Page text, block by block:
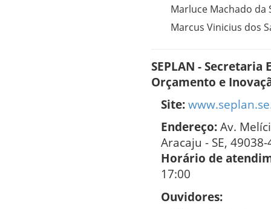
Marluce Machado da
Marcus Vinicius dos
SEPLAN -
Orçamento e
Site:
Endereço:Av.
Aracaju - SE,
Horário de
17:00
Ouvidores: